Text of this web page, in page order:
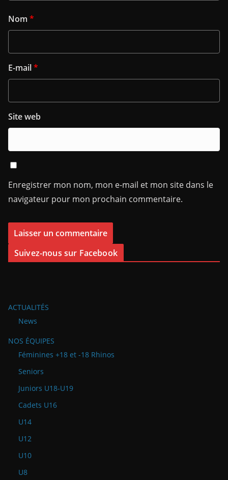
Nom *
E-mail*
Site web
Enregistrer mon nom, mon e-mail et mon site dans le
navigateur pour mon prochain commentaire.
Suivez-nous sur Facebook
ACTUALITÉS
News
NOS ÉQUIPES
Féminines +18 et -18 Rhinos
Seniors
Juniors U18-U19
Cadets U16
U14
U12
U10
U8